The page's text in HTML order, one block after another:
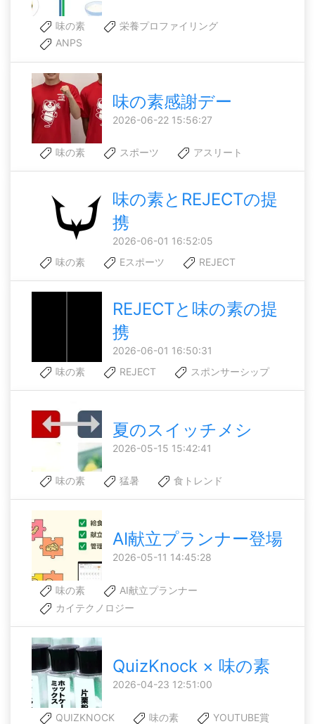
味の素
栄養プロファイリング
ANPS
味の素感謝デー
2026-06-22 15:56:27
味の素 スポーツ アスリート
味の素とREJECTの提
携
2026-06-01 16:52:05
味の素
Eスポーツ REJECT
REJECTと味の素の提
携
2026-06-01 16:50:31
味の素
REJECT スポンサーシップ
夏のスイッチメシ
2026-05-15 15:42:41
味の素 猛暑 食トレンド
AI献立プランナー登場
2026-05-11 14:45:28
味の素
AI献立プランナー
カイテクノロジー
QuizKnock × 味の素
2026-04-23 12:51:00
QUIZKNOCK 味の素 YOUTUBE賞